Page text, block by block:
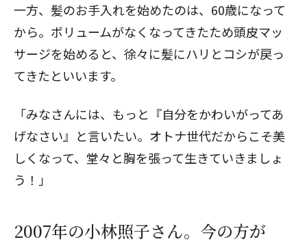
一方、髪のお手入れを始めたのは、60歳になって
から。ボリュームがなくなってきたため頭皮マッ
サージを始めると、徐々に髪にハリとコシが戻っ
てきたといいます。
「みなさんには、もっと『自分をかわいがってあ
げなさい』と言いたい。オトナ世代だからこそ美
しくなって、堂々と胸を張って生きていきましょ
う！」
2007年の小林照子さん。今の方が